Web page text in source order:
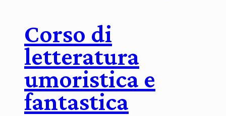
Corso di
letteratura
umoristica e
fantastica